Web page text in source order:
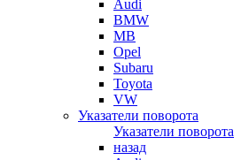
Audi
BMW
MB
Opel
Subaru
Toyota
VW
Указатели поворота
Указатели поворота
назад